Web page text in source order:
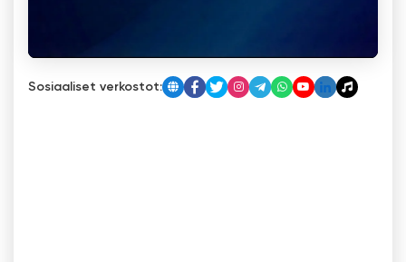
Sosiaaliset verkostot: